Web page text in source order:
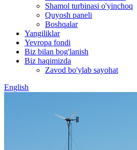
Shamol turbinasi o'yinchoq
Quyosh paneli
Boshqalar
Yangiliklar
Yevropa fondi
Biz bilan bog'lanish
Biz haqimizda
Zavod bo'ylab sayohat
English